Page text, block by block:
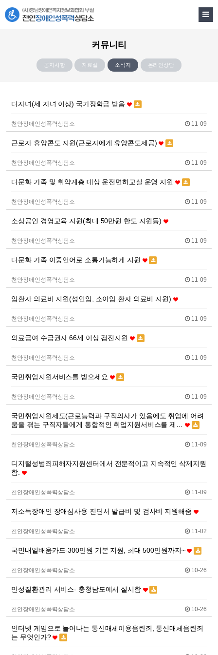
커뮤니티
공지사항 자료실 소식지 온라인상담
다자녀(세 자녀 이상) 국가장학금 받음
천안장애인성폭력상담소 11-09
근로자 휴양콘도 지원(근로자에게 휴양콘도제공)
천안장애인성폭력상담소 11-09
다문화 가족 및 취약계층 대상 운전면허교실 운영 지원
천안장애인성폭력상담소 11-09
소상공인 경영교육 지원(최대 50만원 한도 지원등)
천안장애인성폭력상담소 11-09
다문화 가족 이중언어로 소통가능하게 지원
천안장애인성폭력상담소 11-09
암환자 의료비 지원(성인암, 소아암 환자 의료비 지원)
천안장애인성폭력상담소 11-09
의료급여 수급권자 66세 이상 검진지원
천안장애인성폭력상담소 11-09
국민취업지원서비스를 받으세요
천안장애인성폭력상담소 11-09
국민취업지원제도(근로능력과 구직의사가 있음에도 취업에 어려
움을 겪는 구직자들에게 통합적인 취업지원서비스를 제…
천안장애인성폭력상담소 11-09
디지털성범죄피해자지원센터에서 전문적이고 지속적인 삭제지원
함.
천안장애인성폭력상담소 11-09
저소득장애인 장애심사용 진단서 발급비 및 검사비 지원해줌
천안장애인성폭력상담소 11-02
국민내일배움카드-300만원 기본 지원, 최대 500만원까지~
천안장애인성폭력상담소 10-26
만성질환관리 서비스- 충청남도에서 실시함
천안장애인성폭력상담소 10-26
인터넷 게임으로 늘어나는 통신매체이용음란죄, 통신매체음란죄
는 무엇인가?